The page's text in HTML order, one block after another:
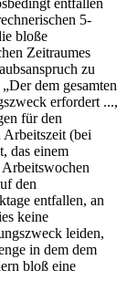
5-
bloße
Zeitraumes
zu
„Der dem gesamten
erfordert ...,
für den
Arbeitszeit (bei
das einem
den
entfallen, an
keine
leiden,
in dem dem
bloß eine